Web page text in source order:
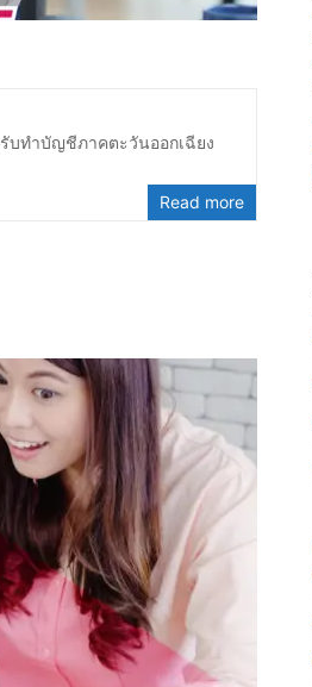
รับทำบัญชีภาคตะวันออกเฉียง
Read more